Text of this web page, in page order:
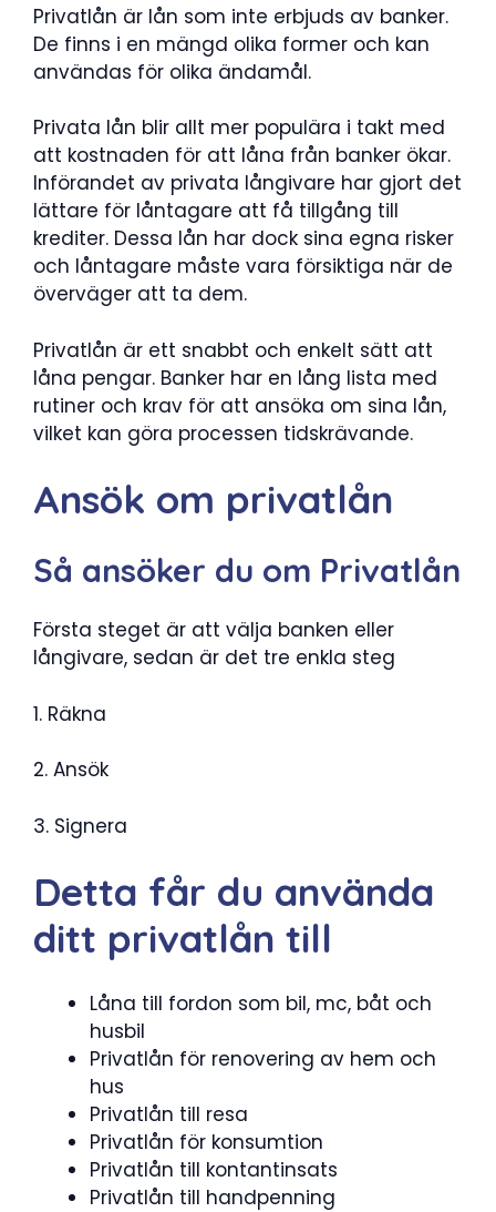
Privatlån är lån som inte erbjuds av banker.
De finns i en mängd olika former och kan
användas för olika ändamål.
Privata lån blir allt mer populära i takt med
att kostnaden för att låna från banker ökar.
Införandet av privata långivare har gjort det
lättare för låntagare att få tillgång till
krediter. Dessa lån har dock sina egna risker
och låntagare måste vara försiktiga när de
överväger att ta dem.
Privatlån är ett snabbt och enkelt sätt att
låna pengar. Banker har en lång lista med
rutiner och krav för att ansöka om sina lån,
vilket kan göra processen tidskrävande.
Ansök om privatlån
Så ansöker du om Privatlån
Första steget är att välja banken eller
långivare, sedan är det tre enkla steg
1. Räkna
2. Ansök
3. Signera
Detta får du använda
ditt privatlån till
Låna till fordon som bil, mc, båt och
husbil
Privatlån för renovering av hem och
hus
Privatlån till resa
Privatlån för konsumtion
Privatlån till kontantinsats
Privatlån till handpenning